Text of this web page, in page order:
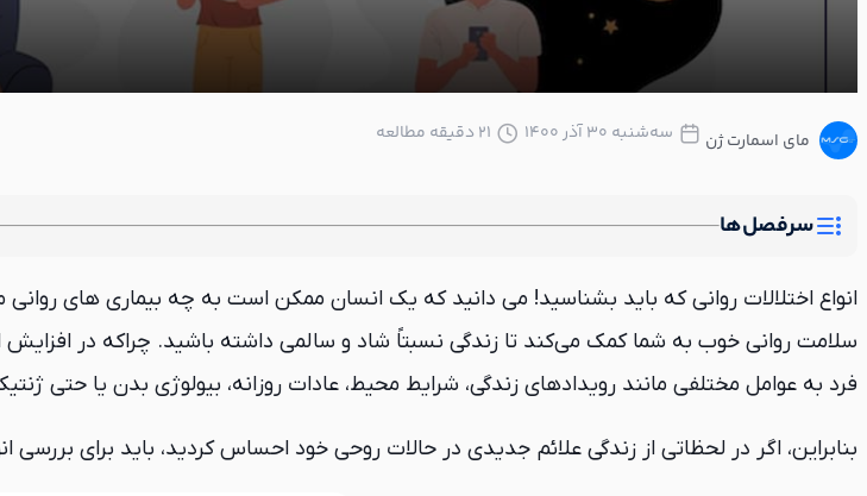
مای اسمارت ژن سه‌شنبه ۳۰ آذر ۱۴۰۰ 21 دقیقه مطالعه
سرفصل‌ها
انواع اختلالات روانی که باید بشناسید! می دانید که یک انسان ممکن است به چه بیماری های روانی
سلامت روانی خوب به شما کمک می‌کند تا زندگی نسبتاً شاد و سالمی داشته باشید. چراکه در
فرد به عوامل مختلفی مانند رویدادهای زندگی، شرایط محیط، عادات روزانه، بیولوژی بدن یا حتی
بنابراین، اگر در لحظاتی از زندگی علائم جدیدی در حالات روحی خود احساس کردید، باید برای بررسی